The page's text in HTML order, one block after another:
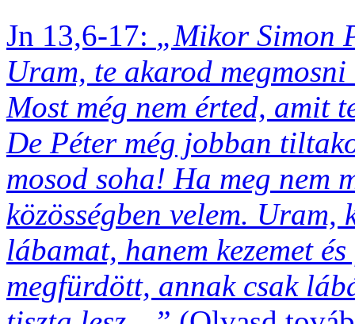
Jn 13,6-17: „Mikor Simon
Uram, te akarod
Most még nem érted, amit
De Péter még jobban
mosod soha! Ha meg nem
közösségben velem.
lábamat, hanem kezemet
megfürdött, annak csak